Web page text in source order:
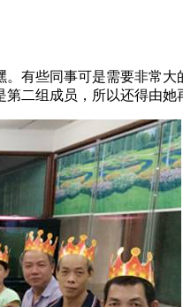
。有些同事可是需要非常大
二组成员，所以还得由她